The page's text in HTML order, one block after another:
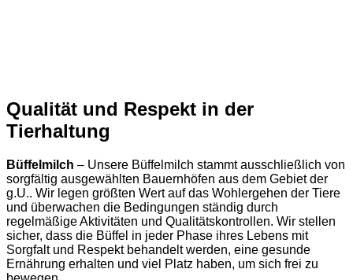
Qualität und Respekt in der
Tierhaltung
Büffelmilch – Unsere Büffelmilch stammt ausschließlich von
sorgfältig ausgewählten Bauernhöfen aus dem Gebiet der
g.U.. Wir legen größten Wert auf das Wohlergehen der Tiere
und überwachen die Bedingungen ständig durch
regelmäßige Aktivitäten und Qualitätskontrollen. Wir stellen
sicher, dass die Büffel in jeder Phase ihres Lebens mit
Sorgfalt und Respekt behandelt werden, eine gesunde
Ernährung erhalten und viel Platz haben, um sich frei zu